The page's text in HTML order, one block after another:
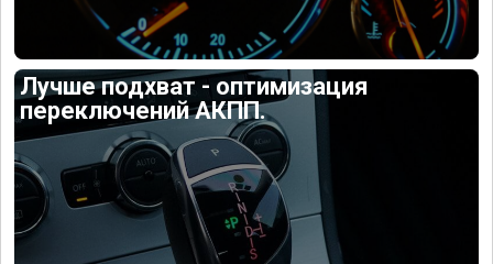
Лучше подхват - оптимизация
переключений АКПП.